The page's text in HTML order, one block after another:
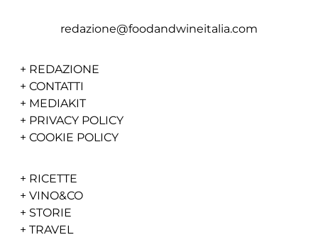
redazione@foodandwineitalia.com
+ REDAZIONE
+ CONTATTI
+ MEDIAKIT
+ PRIVACY POLICY
+ COOKIE POLICY
+ RICETTE
+ VINO&CO
+ STORIE
+ TRAVEL